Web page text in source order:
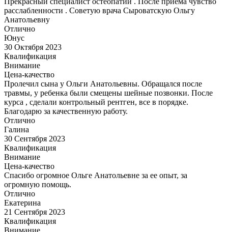
расслабленности . Советую врача Сыроватскую Ольгу
Анатольевну
Отлично
Юнус
30 Октября 2023
Квалификация
Внимание
Цена-качество
Пролечил сына у Ольги Анатольевны. Обращался после
травмы, у ребенка были смещены шейные позвонки. После
курса , сделали контрольный рентген, все в порядке.
Благодарю за качественную работу.
Отлично
Галина
30 Сентября 2023
Квалификация
Внимание
Цена-качество
Спасибо огромное Ольге Анатольевне за ее опыт, за
огромную помощь.
Отлично
Екатерина
21 Сентября 2023
Квалификация
Внимание